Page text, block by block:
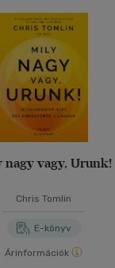
nagy vagy, Urunk!
Chris Tomlin
E-könyv
Árinformációk